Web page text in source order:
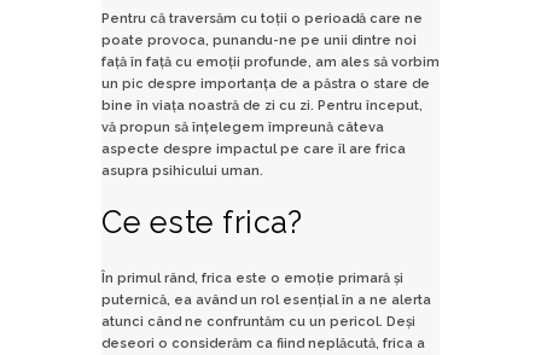
Pentru că traversăm cu toții o perioadă care ne
poate provoca, punandu-ne pe unii dintre noi
față în față cu emoții profunde, am ales să vorbim
un pic despre importanța de a păstra o stare de
bine în viața noastră de zi cu zi. Pentru început,
vă propun să înțelegem împreună câteva
aspecte despre impactul pe care îl are frica
asupra psihicului uman.
Ce este frica?
În primul rând, frica este o emoție primară și
puternică, ea având un rol esențial în a ne alerta
atunci când ne confruntăm cu un pericol. Deși
deseori o considerăm ca fiind neplăcută, frica a